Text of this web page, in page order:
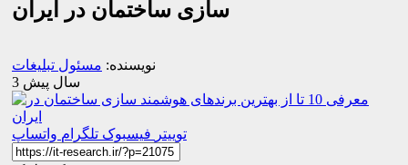
سازی ساختمان در ایران
نویسنده: مسئول تبلیغات
3 سال پیش
توییتر فیسبوک تلگرام واتساپ